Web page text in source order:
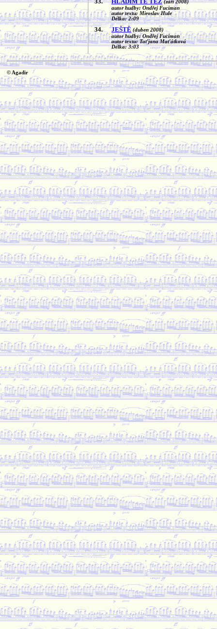
(září 2008)
autor hudby: Ondřej Fuciman
autor textu: Miroslav Hule
Délka: 2:09
34. JEŠTĚ (duben 2008)
autor hudby: Ondřej Fuciman
autor textu: Taťjana Maťátková
Délka: 3:03
© Agadir